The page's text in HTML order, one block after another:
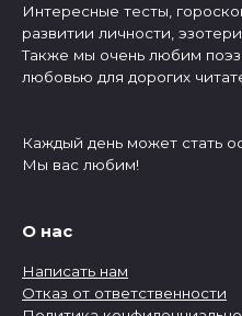
Интересные тесты,
развитии личности,
Также мы очень любим
любовью для дорогих
Каждый день может стать
Мы вас любим!
О нас
Написать нам
Отказ от ответственности